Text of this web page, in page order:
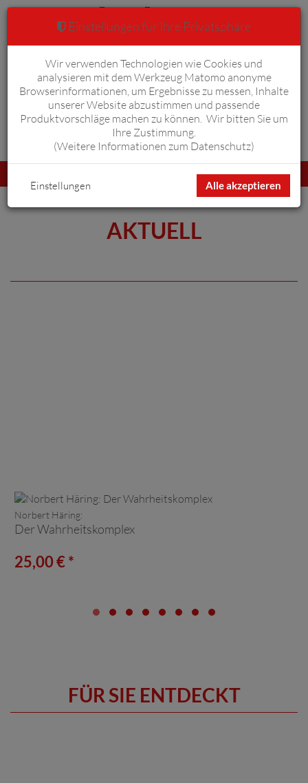
Anmelden Warenkorb 0
umschalten
AKTUELL
Norbert Häring:
Der Wahrheitskomplex
25,00 € *
FÜR SIE ENTDECKT
Einstellungen für Ihre Privatsphäre
Wir verwenden Technologien wie Cookies und
analysieren mit dem Werkzeug Matomo anonyme
Browserinformationen, um Ergebnisse zu messen, Inhalte
unserer Website abzustimmen und passende
Produktvorschläge machen zu können. Wir bitten Sie um
Ihre Zustimmung.
(Weitere Informationen zum Datenschutz)
Alle akzeptieren
Einstellungen